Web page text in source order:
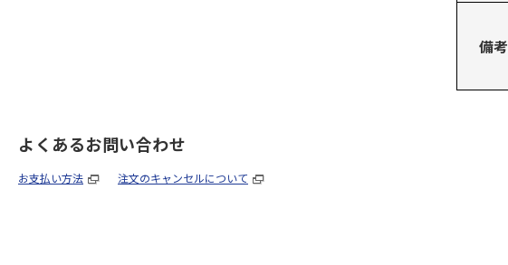
備考
よくあるお問い合わせ
お支払い方法 注文のキャンセルについて